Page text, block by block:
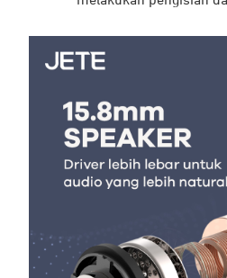
Insta360 Flow Standalone
Rp 2.039.000
memiliki
varian.
Pilihan
dapat
diambil
produk